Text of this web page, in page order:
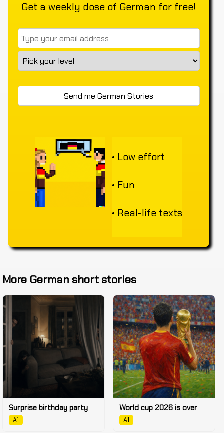
Get a weekly dose of German for free!
• Low effort
• Fun
• Real-life texts
More German short stories
Surprise birthday party
A1
World cup 2026 is over
A1